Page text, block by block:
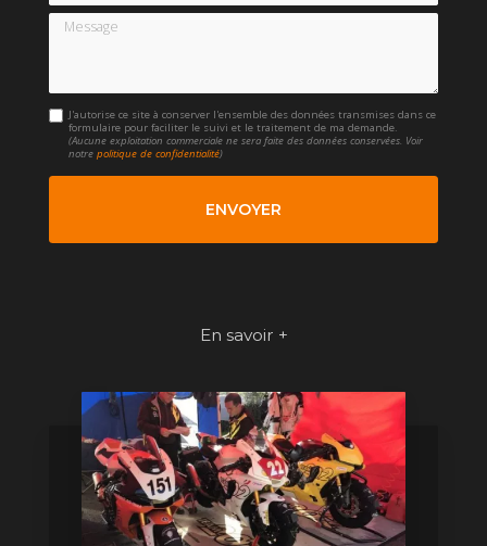
Message
J'autorise ce site à conserver l'ensemble des données transmises dans ce
formulaire pour faciliter le suivi et le traitement de ma demande.
(Aucune exploitation commerciale ne sera faite des données conservées. Voir
notrepolitique de confidentialité)
En savoir +